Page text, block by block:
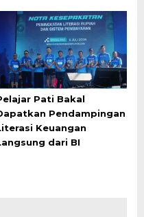
Pati Bakal
Pendampingan
Keuangan
dari BI